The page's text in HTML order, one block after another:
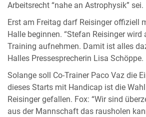
Arbeitsrecht “nahe an Astrophysik” sei.
Erst am Freitag darf Reisinger offiziell
Halle beginnen. “Stefan Reisinger wird
Training aufnehmen. Damit ist alles
Halles Pressesprecherin Lisa Schöppe.
Solange soll Co-Trainer Paco Vaz die
dieses Starts mit Handicap ist die
Reisinger gefallen. Fox: “Wir sind
aus der Mannschaft das rausholen